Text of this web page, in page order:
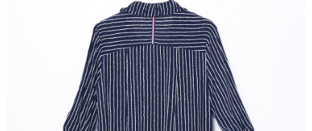
時審查核予不同之上限額度；若仍有額度不足之情形，本公司將視審查結果
請求用戶進行身份認證。
５．嚴禁一人註冊多個帳號或使用他人資訊註冊。若發現惡意使用之情形，
恩沛科技股份有限公司將有權停止該用戶之使用額度並採取法律行動。